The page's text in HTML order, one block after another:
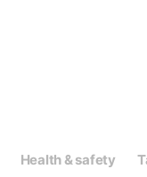
Health & safety